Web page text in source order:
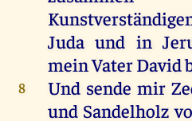
Juda und in
meinVaterDavid
8 Und sende mir
und Sandelholz